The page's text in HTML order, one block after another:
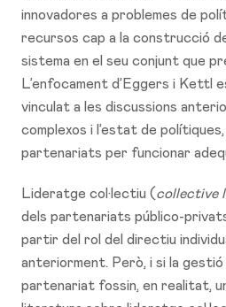
innovadores a problemes de
recursos cap a la construcció
sistema en el seu conjunt que
L’enfocament d’Eggers i Kettl
vinculat a les discussions
complexos i l’estat de
partenariats per funcionar
Lideratge col·lectiu ( collective
dels partenariats público-
partir del rol del directiu
anteriorment. Però, i si la gestió
partenariat fossin, en realitat,